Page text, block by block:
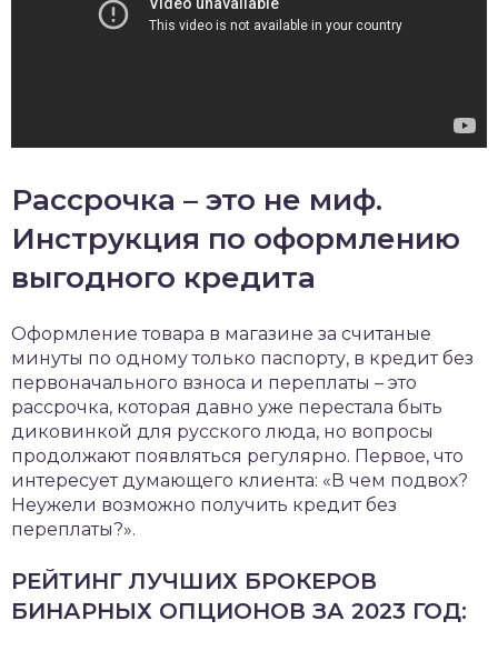
Рассрочка – это не миф.
Инструкция по оформлению
выгодного кредита
Оформление товара в магазине за считаные
минуты по одному только паспорту, в кредит без
первоначального взноса и переплаты – это
рассрочка, которая давно уже перестала быть
диковинкой для русского люда, но вопросы
продолжают появляться регулярно. Первое, что
интересует думающего клиента: «В чем подвох?
Неужели возможно получить кредит без
переплаты?».
РЕЙТИНГ ЛУЧШИХ БРОКЕРОВ
БИНАРНЫХ ОПЦИОНОВ ЗА 2023 ГОД: